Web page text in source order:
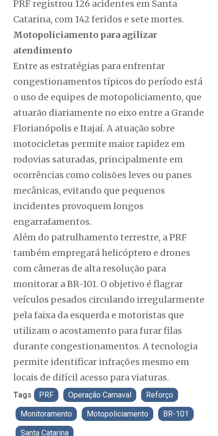
PRF registrou 126 acidentes em Santa
Catarina, com 142 feridos e sete mortes.
Motopoliciamento para agilizar
atendimento
Entre as estratégias para enfrentar
congestionamentos típicos do período está
o uso de equipes de motopoliciamento, que
atuarão diariamente no eixo entre a Grande
Florianópolis e Itajaí. A atuação sobre
motocicletas permite maior rapidez em
rodovias saturadas, principalmente em
ocorrências como colisões leves ou panes
mecânicas, evitando que pequenos
incidentes provoquem longos
engarrafamentos.
Além do patrulhamento terrestre, a PRF
também empregará helicóptero e drones
com câmeras de alta resolução para
monitorar a BR-101. O objetivo é flagrar
veículos pesados circulando irregularmente
pela faixa da esquerda e motoristas que
utilizam o acostamento para furar filas
durante congestionamentos. A tecnologia
permite identificar infrações mesmo em
locais de difícil acesso para viaturas.
Tags PRF Operação Carnaval Reforço
Monitoramento Motopoliciamento BR-101
Santa Catarina